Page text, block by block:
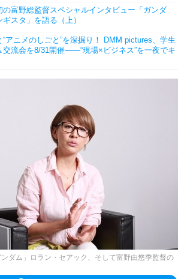
の富野総監督スペシャルインタビュー「ガンダ
スタ」を語る（上）
アニメのしごと”を深掘り！ DMM pictures、学生
交流会を8/31開催――“現場×ビジネス”を一夜でキ
ダム」ロラン・セアック、そして富野由悠季監督の